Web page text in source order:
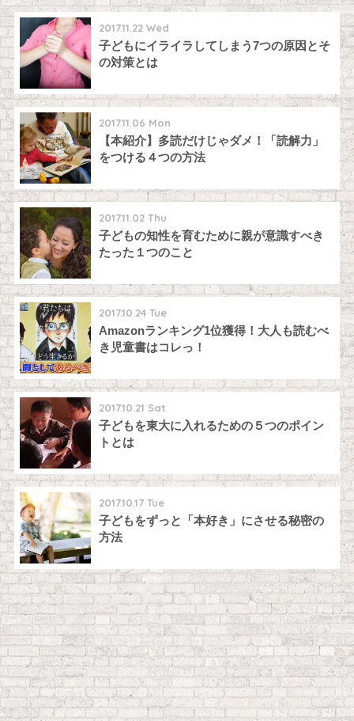
2017.11.22 Wed
子どもにイライラしてしまう7つの原因とそ
の対策とは
2017.11.06 Mon
【本紹介】多読だけじゃダメ！「読解力」
をつける４つの方法
2017.11.02 Thu
子どもの知性を育むために親が意識すべき
たった１つのこと
2017.10.24 Tue
Amazonランキング1位獲得！大人も読むべ
き児童書はコレっ！
2017.10.21 Sat
子どもを東大に入れるための５つのポイン
トとは
2017.10.17 Tue
子どもをずっと「本好き」にさせる秘密の
方法